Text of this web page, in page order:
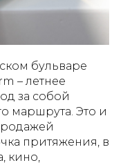
бульваре
– летнее
за собой
маршрута. Это и
притяжения, в
кино,